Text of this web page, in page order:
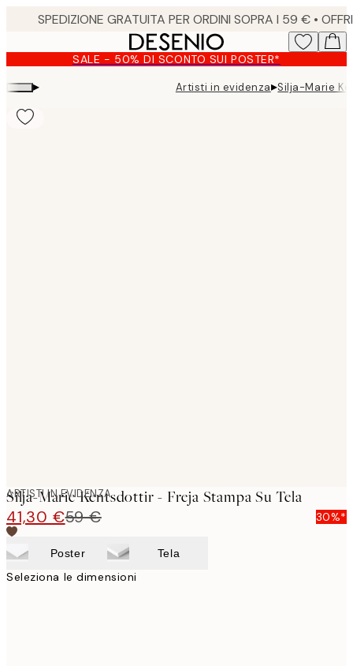
content.
SALE - 50% DI SCONTO SUI POSTER*
▸ Artisti in evidenza▸Silja-Marie
ARTISTI IN EVIDENZA
Silja-Marie Kentsdottir - Freja Stampa Su Tela
41,30 €59 € 30%*
Poster Tela
Seleziona le dimensioni